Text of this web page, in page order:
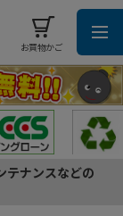
お買物かご
テナンスなどの